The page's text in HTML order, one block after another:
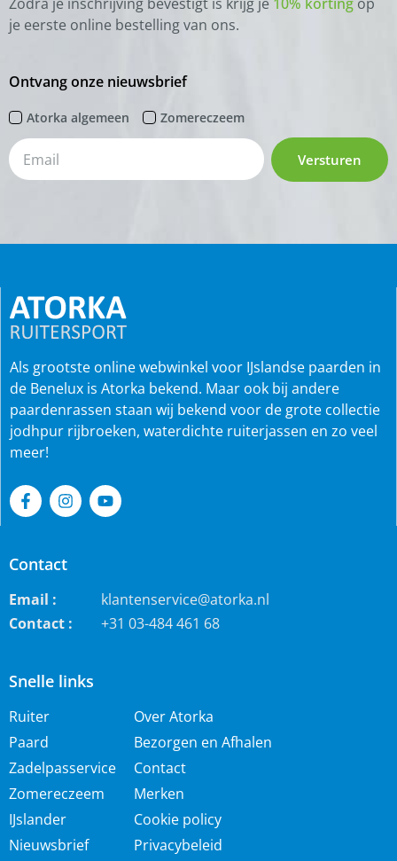
je eerste online bestelling van ons.
Ontvang onze nieuwsbrief
Atorka algemeen Zomereczeem
Versturen
Snelle links
Ruiter
Paard
Zadelpasservice
Zomereczeem
IJslander
Nieuwsbrief
Over Atorka
Bezorgen en Afhalen
Contact
Merken
Cookie policy
Privacybeleid
Als grootste online webwinkel voor IJslandse paarden in
de Benelux is Atorka bekend. Maar ook bij andere
paardenrassen staan wij bekend voor de grote collectie
jodhpur rijbroeken, waterdichte ruiterjassen en zo veel
meer!
Contact
Email :
klantenservice@atorka.nl
Contact :
+31 03-484 461 68